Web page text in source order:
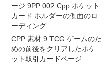
ージ 9PP 002 Cpp ポケット
カード ホルダーの側面のロ
ーディング
CPP 素材 9 TCG ゲームのた
めの前後をクリアしたポケ
ット取引カードページ